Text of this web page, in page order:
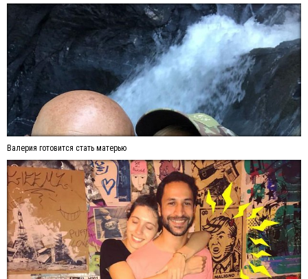
Валерия готовится стать матерью